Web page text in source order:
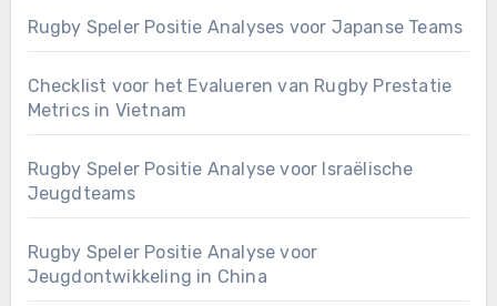
Rugby Speler Positie Analyses voor Japanse Teams
Checklist voor het Evalueren van Rugby Prestatie
Metrics in Vietnam
Rugby Speler Positie Analyse voor Israëlische
Jeugdteams
Rugby Speler Positie Analyse voor
Jeugdontwikkeling in China